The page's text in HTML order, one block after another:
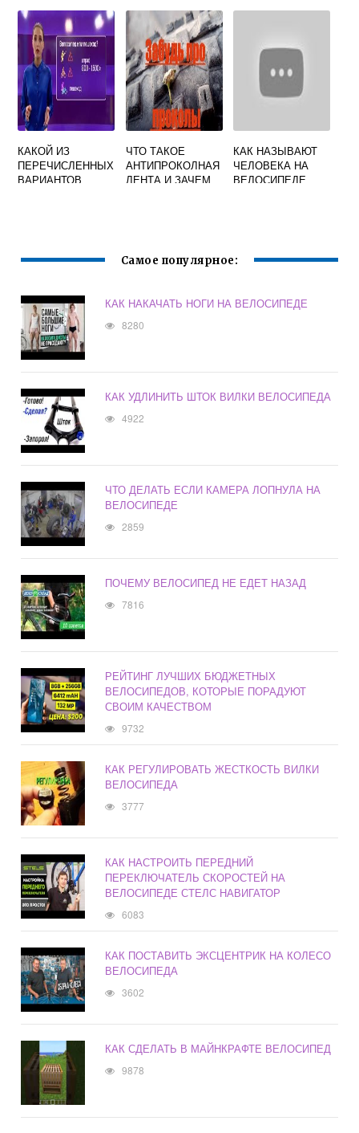
НОЖНЫМ
ТОРМОЗОМ
КАКОЙ ИЗ
ПЕРЕЧИСЛЕННЫХ
ВАРИАНТОВ
ЧТО ТАКОЕ
АНТИПРОКОЛНАЯ
ЛЕНТА И ЗАЧЕМ
КАК НАЗЫВАЮТ
ЧЕЛОВЕКА НА
ВЕЛОСИПЕДЕ
Самое популярное:
КАК НАКАЧАТЬ НОГИ НА ВЕЛОСИПЕДЕ
8280
КАК УДЛИНИТЬ ШТОК ВИЛКИ ВЕЛОСИПЕДА
4922
ЧТО ДЕЛАТЬ ЕСЛИ КАМЕРА ЛОПНУЛА НА
ВЕЛОСИПЕДЕ
2859
ПОЧЕМУ ВЕЛОСИПЕД НЕ ЕДЕТ НАЗАД
7816
РЕЙТИНГ ЛУЧШИХ БЮДЖЕТНЫХ
ВЕЛОСИПЕДОВ, КОТОРЫЕ ПОРАДУЮТ
СВОИМ КАЧЕСТВОМ
9732
КАК РЕГУЛИРОВАТЬ ЖЕСТКОСТЬ ВИЛКИ
ВЕЛОСИПЕДА
3777
КАК НАСТРОИТЬ ПЕРЕДНИЙ
ПЕРЕКЛЮЧАТЕЛЬ СКОРОСТЕЙ НА
ВЕЛОСИПЕДЕ СТЕЛС НАВИГАТОР
6083
КАК ПОСТАВИТЬ ЭКСЦЕНТРИК НА КОЛЕСО
ВЕЛОСИПЕДА
3602
КАК СДЕЛАТЬ В МАЙНКРАФТЕ ВЕЛОСИПЕД
9878